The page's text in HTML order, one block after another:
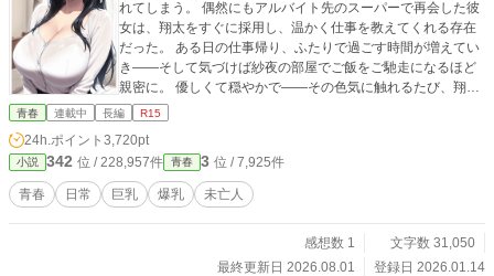
れてしまう。 偶然にもアルバイト先のスーパーで再会した彼
女は、翔太をすぐに採用し、温かく仕事を教えてくれる存在
だった。 ある日の仕事帰り、ふたりで過ごす時間が増えてい
き――そして気づけば紗夜の部屋でご飯をご馳走になるほど
親密に。 優しくて穏やかで――その色気に触れるたび、翔太
の心は揺れていく。 大人の女性と大学生、甘くちょっぴり刺
青春 連載中 長編 R15
24h.ポイント 3,720pt
小説 342 位 / 228,957件 青春 3 位 / 7,925件
青春 日常 巨乳 爆乳 未亡人
感想数 1
文字数 31,050
最終更新日 2026.08.01
登録日 2026.01.14